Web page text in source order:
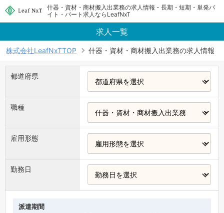
什器・資材・商材搬入出業務の求人情報 - 長期・短期・単発バ
イト・パート求人ならLeafNxT
求人一覧
株式会社LeafNxTTOP 什器・資材・商材搬入出業務の求人情報
都道府県
職種
雇用形態
勤務日
派遣期間